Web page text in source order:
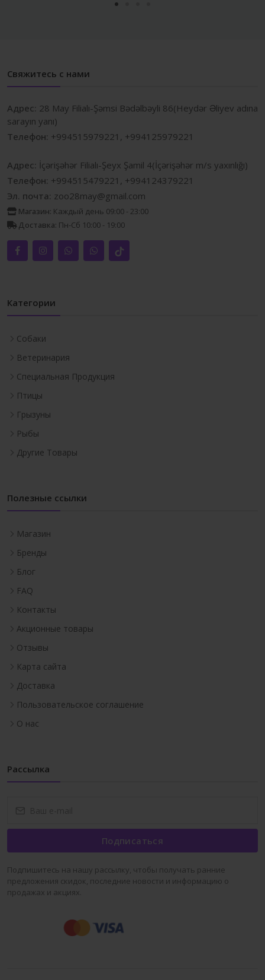
Свяжитесь с нами
Адрес: 28 May Filialı-Şəmsi Bədəlbəyli 86(Heydər Əliyev adına
sarayın yanı)
Телефон: +994515979221, +994125979221
Адрес: İçərişəhər Filialı-Şeyx Şamil 4(İçərişəhər m/s yaxınlığı)
Телефон: +994515479221, +994124379221
Эл. почта: zoo28may@gmail.com
Магазин: Каждый день 09:00 - 23:00
Доставка: Пн-Сб 10:00 - 19:00
Категории
Собаки
Ветеринария
Специальная Продукция
Птицы
Грызуны
Рыбы
Другие Товары
Полезные ссылки
Магазин
Бренды
Блог
FAQ
Контакты
Акционные товары
Отзывы
Карта сайта
Доставка
Пользовательское соглашение
О нас
Рассылка
Подписаться
Подпишитесь на нашу рассылку, чтобы получать ранние
предложения скидок, последние новости и информацию о
продажах и акциях.